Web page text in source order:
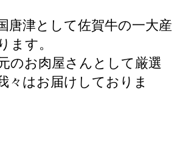
唐津として佐賀牛の一大産
ます。
のお肉屋さんとして厳選
々はお届けしておりま